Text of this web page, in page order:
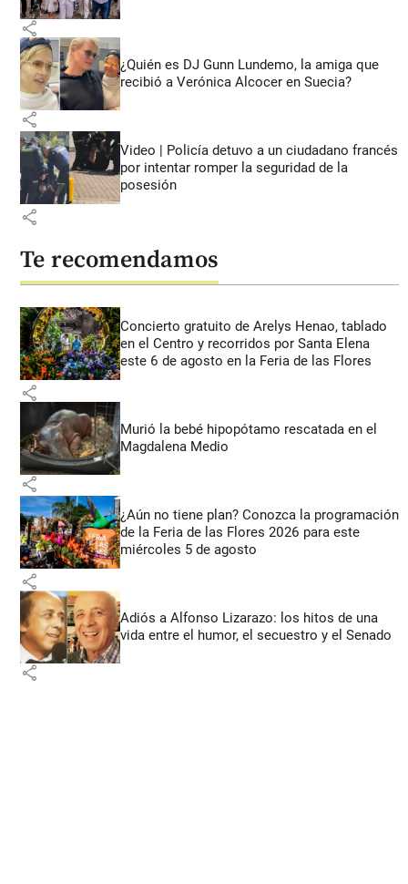
share
¿Quién es DJ Gunn Lundemo, la amiga que
recibió a Verónica Alcocer en Suecia?
share
Video | Policía detuvo a un ciudadano francés
por intentar romper la seguridad de la
posesión
share
Te recomendamos
Concierto gratuito de Arelys Henao, tablado
en el Centro y recorridos por Santa Elena
este 6 de agosto en la Feria de las Flores
share
Murió la bebé hipopótamo rescatada en el
Magdalena Medio
share
¿Aún no tiene plan? Conozca la programación
de la Feria de las Flores 2026 para este
miércoles 5 de agosto
share
Adiós a Alfonso Lizarazo: los hitos de una
vida entre el humor, el secuestro y el Senado
share